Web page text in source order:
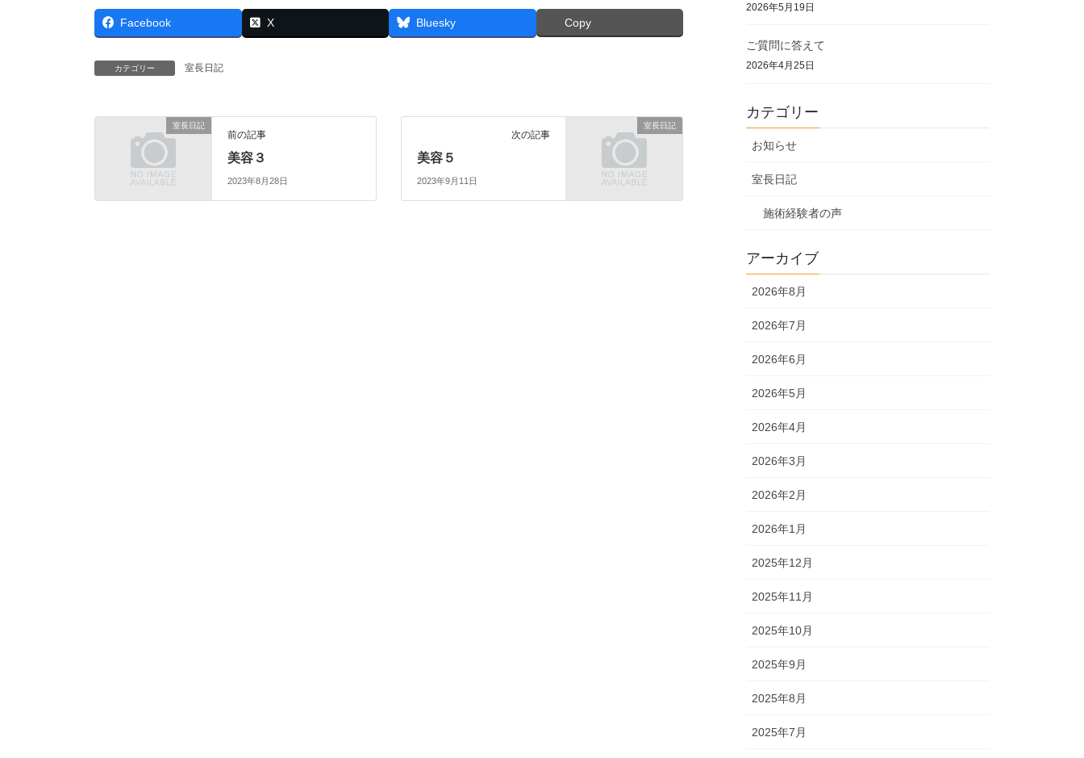
Facebook X Bluesky Copy
カテゴリー 室長日記
室長日記
前の記事
美容３
2023年8月28日
室長日記
次の記事
美容５
2023年9月11日
2026年5月19日
ご質問に答えて
2026年4月25日
カテゴリー
お知らせ
室長日記
施術経験者の声
アーカイブ
2026年8月
2026年7月
2026年6月
2026年5月
2026年4月
2026年3月
2026年2月
2026年1月
2025年12月
2025年11月
2025年10月
2025年9月
2025年8月
2025年7月